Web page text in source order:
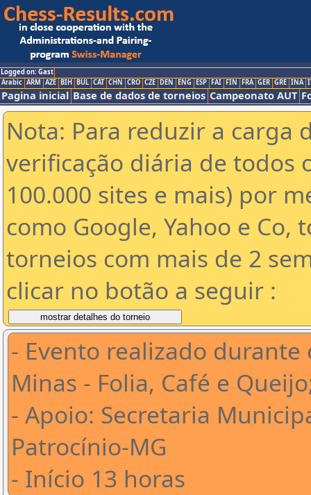
Logged on: Gast
Arabic ARM AZE BIH BUL CAT CHN CRO CZE DEN ENG ESP FAI FIN FRA GER GRE INA
Pagina inicial Base de dados de torneios Campeonato AUT
Nota: Para reduzir a carga
verificação diária de todos
100.000 sites e mais) por
como Google, Yahoo e Co,
torneios com mais de 2
clicar no botão a seguir :
- Evento realizado durante
Minas - Folia, Café e
- Apoio: Secretaria
Patrocínio-MG
- Início 13 horas